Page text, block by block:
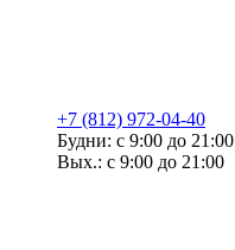
+7 (812) 972-04-40
Будни: с 9:00 до 21:00
Вых.: с 9:00 до 21:00